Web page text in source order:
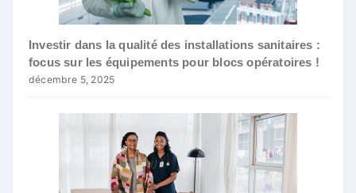
Investir dans la qualité des installations sanitaires :
focus sur les équipements pour blocs opératoires !
décembre 5, 2025